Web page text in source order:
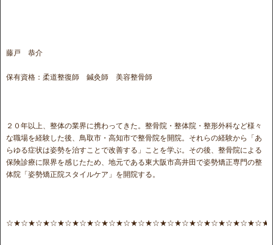
藤戸 恭介
保有資格：柔道整復師 鍼灸師 美容整骨師
２０年以上、整体の業界に携わってきた。整骨院・整体院・整形外科など様々
な職場を経験した後、鳥取市・高知市で整骨院を開院。それらの経験から「あ
らゆる症状は姿勢を治すことで改善する」ことを学ぶ。その後、整骨院による
保険診療に限界を感じたため、地元である東大阪市高井田で姿勢矯正専門の整
体院「姿勢矯正院スタイルケア」を開院する。